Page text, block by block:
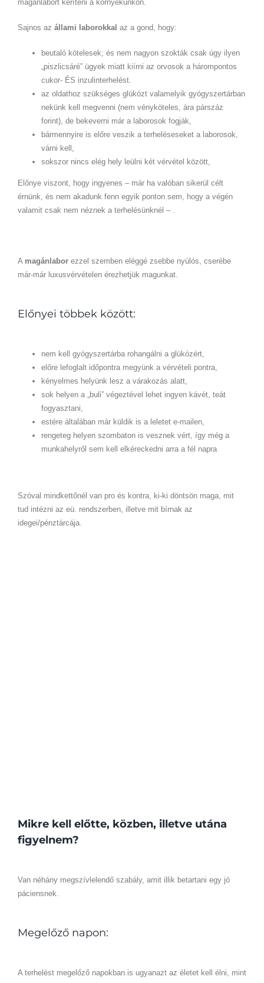
magánlabort keríteni a környékünkön.
Sajnos az állami laborokkal az a gond, hogy:
beutaló kötelesek; és nem nagyon szokták csak úgy ilyen
„piszlicsáré” ügyek miatt kiírni az orvosok a hárompontos
cukor- ÉS inzulinterhelést.
az oldathoz szükséges glükózt valamelyik gyógyszertárban
nekünk kell megvenni (nem vényköteles, ára párszáz
forint), de bekeverni már a laborosok fogják,
bármennyire is előre veszik a terheléseseket a laborosok,
várni kell,
sokszor nincs elég hely leülni két vérvétel között,
Előnye viszont, hogy ingyenes – már ha valóban sikerül célt
érnünk, és nem akadunk fenn egyik ponton sem, hogy a végén
valamit csak nem néznek a terhelésünknél – .
A magánlaborezzel szemben eléggé zsebbe nyúlós, cserébe
már-már luxusvérvételen érezhetjük magunkat.
Előnyei többek között:
nem kell gyógyszertárba rohangálni a glükózért,
előre lefoglalt időpontra megyünk a vérvételi pontra,
kényelmes helyünk lesz a várakozás alatt,
sok helyen a „buli” végeztével lehet ingyen kávét, teát
fogyasztani,
estére általában már küldik is a leletet e-mailen,
rengeteg helyen szombaton is vesznek vért, így még a
munkahelyről sem kell elkéreckedni arra a fél napra
Szóval mindkettőnél van pro és kontra, ki-ki döntsön maga, mit
tud intézni az eü. rendszerben, illetve mit bírnak az
idegei/pénztárcája.
Mikre kell előtte, közben, illetve utána
figyelnem?
Van néhány megszívlelendő szabály, amit illik betartani egy jó
páciensnek.
Megelőző napon:
A terhelést megelőző napokban is ugyanazt az életet kell élni, mint